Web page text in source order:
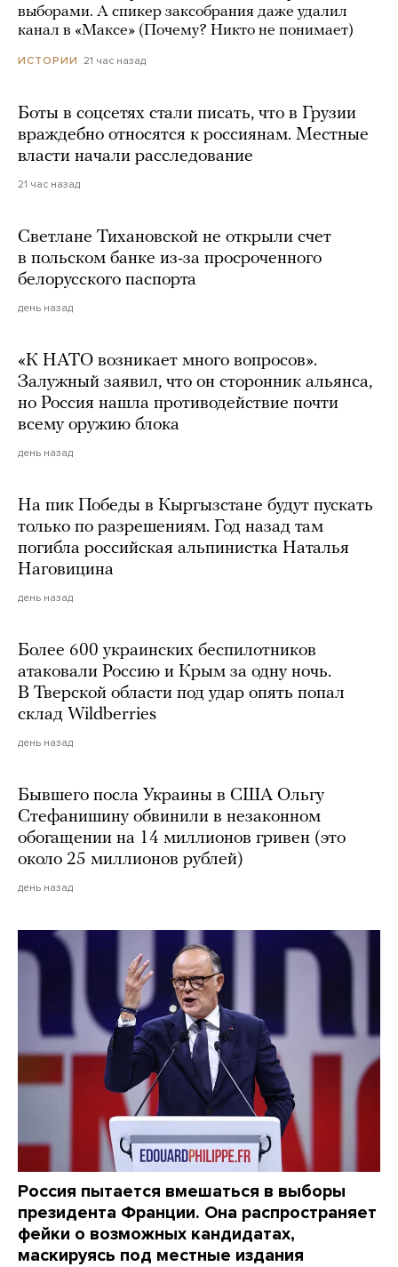
выборами. А спикер заксобрания даже удалил
канал в «Максе» (Почему? Никто не понимает)
ИСТОРИИ 21 час назад
Боты в соцсетях стали писать, что в Грузии
враждебно относятся к россиянам. Местные
власти начали расследование
21 час назад
Светлане Тихановской не открыли счет
в польском банке из-за просроченного
белорусского паспорта
день назад
«К НАТО возникает много вопросов».
Залужный заявил, что он сторонник альянса,
но Россия нашла противодействие почти
всему оружию блока
день назад
На пик Победы в Кыргызстане будут пускать
только по разрешениям. Год назад там
погибла российская альпинистка Наталья
Наговицина
день назад
Более 600 украинских беспилотников
атаковали Россию и Крым за одну ночь.
В Тверской области под удар опять попал
склад Wildberries
день назад
Бывшего посла Украины в США Ольгу
Стефанишину обвинили в незаконном
обогащении на 14 миллионов гривен (это
около 25 миллионов рублей)
день назад
Россия пытается вмешаться в выборы
президента Франции. Она распространяет
фейки о возможных кандидатах,
маскируясь под местные издания